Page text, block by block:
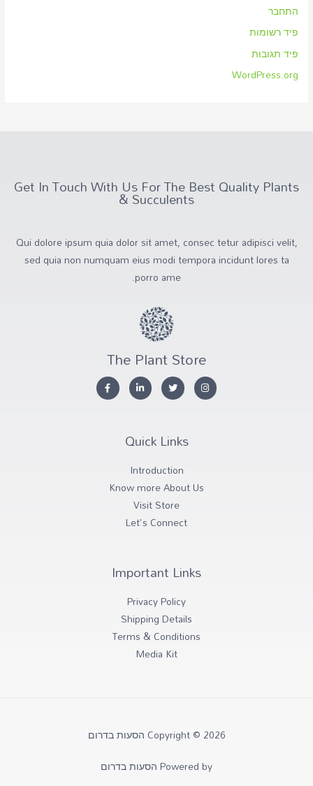
התחבר
פיד רשומות
פיד תגובות
WordPress.org
Get In Touch With Us For The Best Quality Plants
& Succulents
Qui dolore ipsum quia dolor sit amet, consec tetur adipisci velit,
sed quia non numquam eius modi tempora incidunt lores ta
porro ame.
The Plant Store
Quick Links
Introduction
Know more About Us
Visit Store
Let's Connect
Important Links
Privacy Policy
Shipping Details
Terms & Conditions
Media Kit
Copyright © 2026 הסעות בדרום
Powered by הסעות בדרום